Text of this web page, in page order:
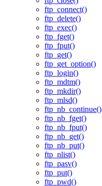
ftp_connect()
ftp_delete()
ftp_exec()
ftp_fget()
ftp_fput()
ftp_get()
ftp_get_option()
ftp_login()
ftp_mdtm()
ftp_mkdir()
ftp_mlsd()
ftp_nb_continue()
ftp_nb_fget()
ftp_nb_fput()
ftp_nb_get()
ftp_nb_put()
ftp_nlist()
ftp_pasv()
ftp_put()
ftp_pwd()